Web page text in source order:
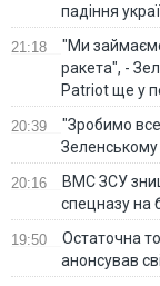
падіння
21:18
"Ми
ракета", -
Patriot ще у
20:39
"Зробимо
Зеленському
20:16
ВМС ЗСУ
спецназу на
19:50
Остаточна
анонсував